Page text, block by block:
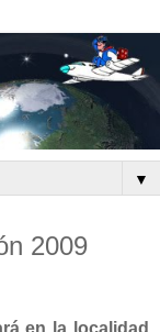
▼
2009